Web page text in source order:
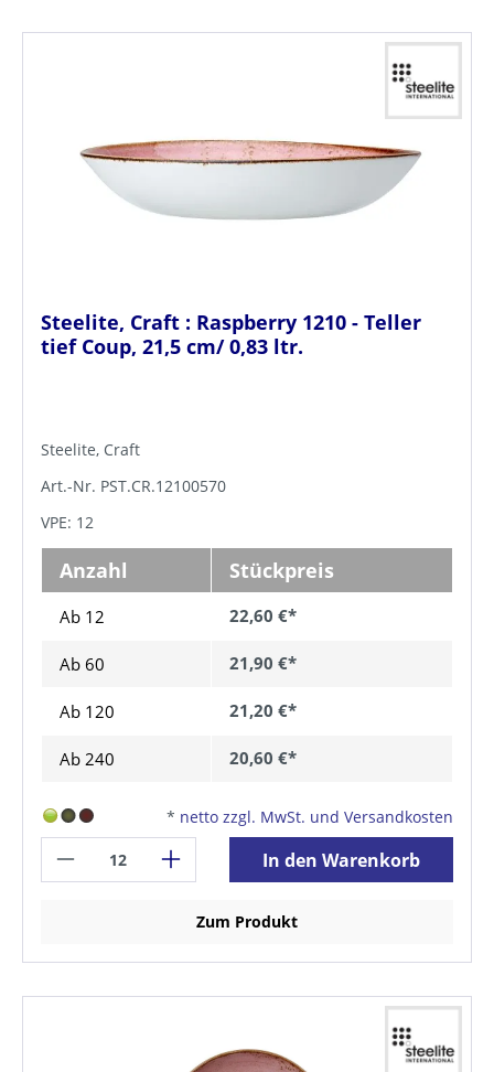
Steelite, Craft : Raspberry 1210 - Teller
tief Coup, 21,5 cm/ 0,83 ltr.
Steelite, Craft
Art.-Nr. PST.CR.12100570
VPE: 12
Anzahl Stückpreis
Ab 12 22,60 €*
Ab 60 21,90 €*
Ab 120 21,20 €*
Ab 240 20,60 €*
* netto zzgl. MwSt. und Versandkosten
In den Warenkorb
Zum Produkt